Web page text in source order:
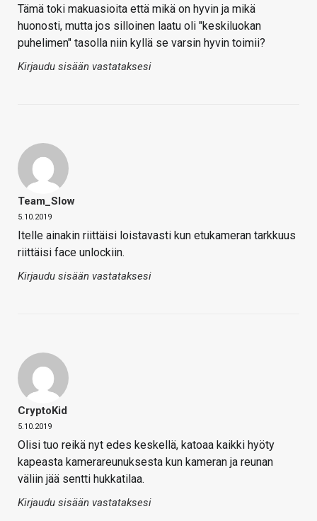
Tämä toki makuasioita että mikä on hyvin ja mikä
huonosti, mutta jos silloinen laatu oli "keskiluokan
puhelimen" tasolla niin kyllä se varsin hyvin toimii?
Kirjaudu sisään vastataksesi
Team_Slow
5.10.2019
Itelle ainakin riittäisi loistavasti kun etukameran tarkkuus
riittäisi face unlockiin.
Kirjaudu sisään vastataksesi
CryptoKid
5.10.2019
Olisi tuo reikä nyt edes keskellä, katoaa kaikki hyöty
kapeasta kamerareunuksesta kun kameran ja reunan
väliin jää sentti hukkatilaa.
Kirjaudu sisään vastataksesi